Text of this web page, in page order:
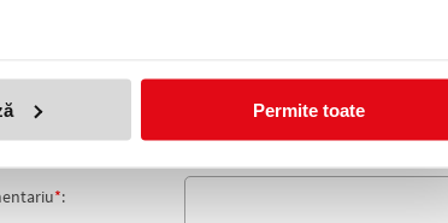
Permite toate
*: